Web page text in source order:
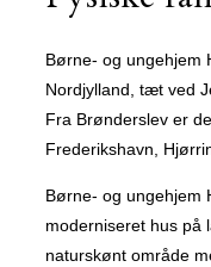
Børne- og ungehjem
Nordjylland, tæt ved
Fra Brønderslev er
Frederikshavn,
Børne- og ungehjem
moderniseret hus på
naturskønt område